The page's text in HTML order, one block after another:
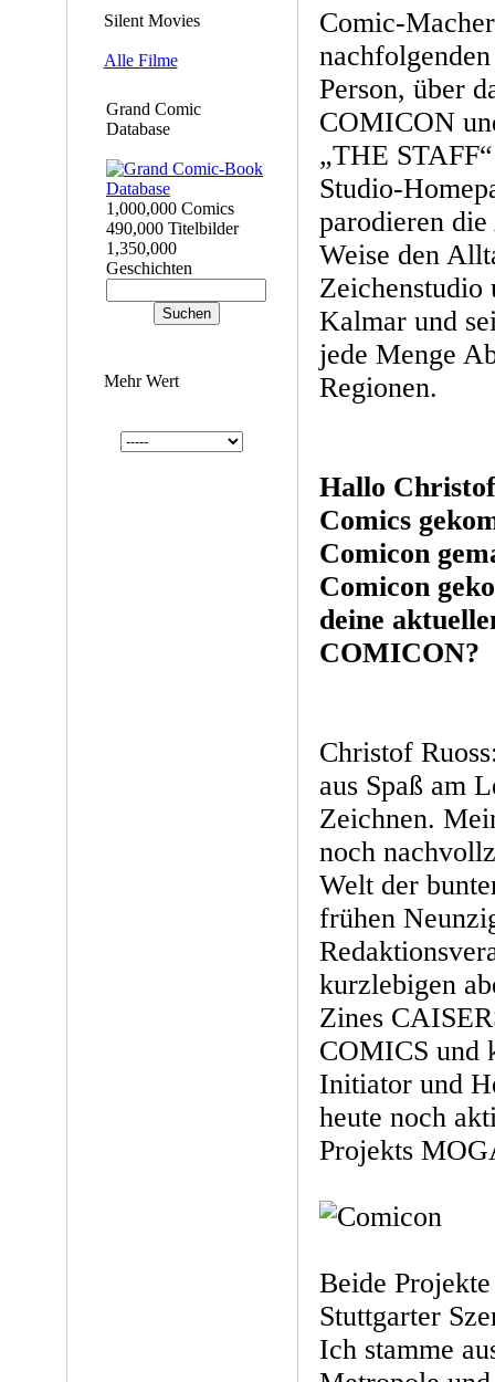
Silent Movies
Alle Filme
Grand Comic
Database
1,000,000 Comics
490,000 Titelbilder
1,350,000
Geschichten
Mehr Wert
Comic-
Person, über
COMICON
„THE
Studio-
parodieren
Weise den
Zeichenstudio
Kalmar und
jede Menge
Regionen.
Hallo
Comics
Comicon
Comicon
deine
COMICON?
Christof
aus Spaß am
Zeichnen.
noch
Welt der
frühen
kurzlebigen
Zines
COMICS und
Initiator und
heute noch
Projekts
Beide
Stuttgarter
Ich stamme